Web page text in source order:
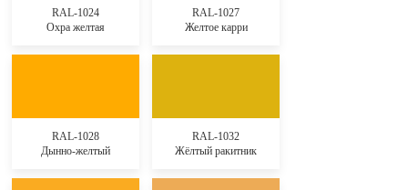
RAL-1024
Охра желтая
RAL-1027
Желтое карри
RAL-1028
Дынно-желтый
RAL-1032
Жёлтый ракитник